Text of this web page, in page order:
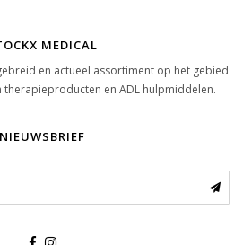
MEDICAL
en actueel assortiment op het gebied
therapieproducten en ADL hulpmiddelen.
NIEUWSBRIEF